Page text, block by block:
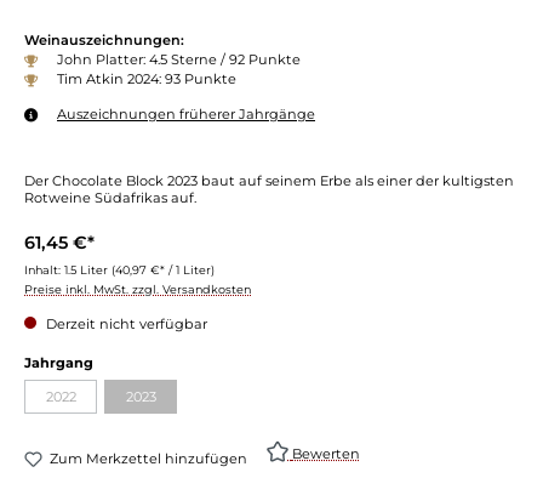
Weinauszeichnungen:
John Platter: 4.5 Sterne / 92 Punkte
Tim Atkin 2024: 93 Punkte
Auszeichnungen früherer Jahrgänge
Der Chocolate Block 2023 baut auf seinem Erbe als einer der kultigsten
Rotweine Südafrikas auf.
61,45 €*
Inhalt: 1.5 Liter (40,97 €* / 1 Liter)
Preise inkl. MwSt. zzgl. Versandkosten
Derzeit nicht verfügbar
Jahrgang
2022 2023
Zum Merkzettel hinzufügen Bewerten